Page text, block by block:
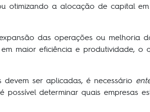
otimizando a alocação de capital em
das operações ou melhoria
maior eficiência e produtividade, o
ser aplicadas, é necessário
determinar quais empresas